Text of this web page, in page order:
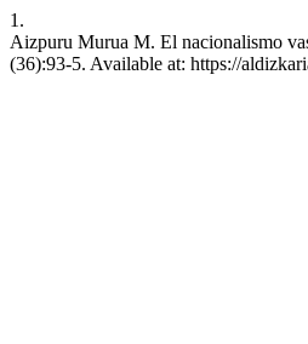
1.
Aizpuru Murua M. El nacionalismo
(36):93-5. Available at: https://